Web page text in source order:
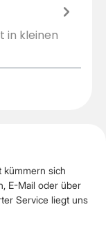
in kleinen
kümmern sich
E-Mail oder über
Service liegt uns